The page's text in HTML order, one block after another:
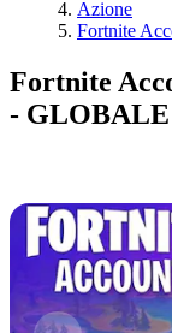
Azione
Fortnite
Fortnite
- GLOBALE